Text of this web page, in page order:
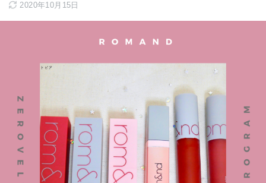
2020年10月15日